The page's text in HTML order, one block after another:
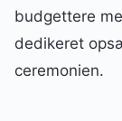
budgettere
dedikeret
ceremonien.